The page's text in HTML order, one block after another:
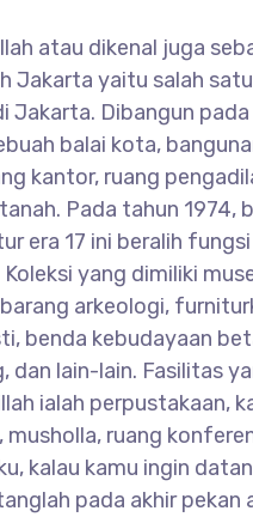
atau dikenal juga
Jakarta yaitu salah
Jakarta. Dibangun
balai kota,
kantor, ruang
Pada tahun 1974,
era 17 ini beralih
yang dimiliki
arkeologi,
benda kebudayaan
dan lain-lain. Fasilitas
ialah perpustakaan,
musholla, ruang
kalau kamu ingin
pada akhir pekan